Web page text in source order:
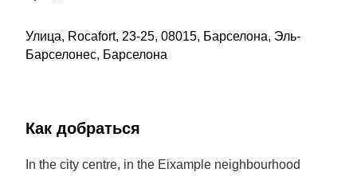
Улица, Rocafort, 23-25, 08015, Барселона, Эль-
Барселонес, Барселона
Как добраться
In the city centre, in the Eixample neighbourhood